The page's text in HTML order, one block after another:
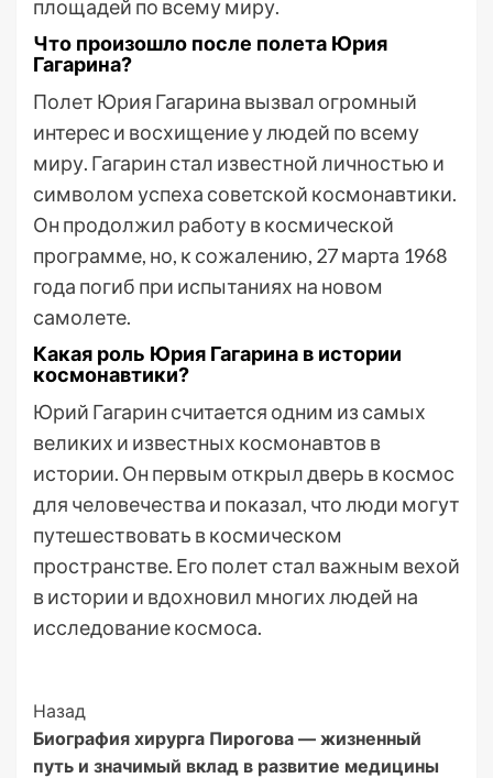
площадей по всему миру.
Что произошло после полета Юрия
Гагарина?
Полет Юрия Гагарина вызвал огромный
интерес и восхищение у людей по всему
миру. Гагарин стал известной личностью и
символом успеха советской космонавтики.
Он продолжил работу в космической
программе, но, к сожалению, 27 марта 1968
года погиб при испытаниях на новом
самолете.
Какая роль Юрия Гагарина в истории
космонавтики?
Юрий Гагарин считается одним из самых
великих и известных космонавтов в
истории. Он первым открыл дверь в космос
для человечества и показал, что люди могут
путешествовать в космическом
пространстве. Его полет стал важным вехой
в истории и вдохновил многих людей на
исследование космоса.
Post
Navigation
Назад
Биография хирурга Пирогова — жизненный
путь и значимый вклад в развитие медицины